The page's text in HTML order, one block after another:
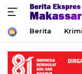
content
HomeBerita